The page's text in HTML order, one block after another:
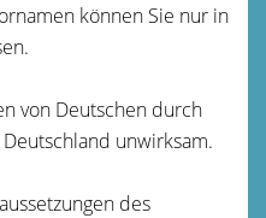
können Sie nur in
von Deutschen durch
unwirksam.
des